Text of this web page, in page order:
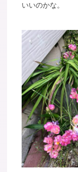
いいのかな。